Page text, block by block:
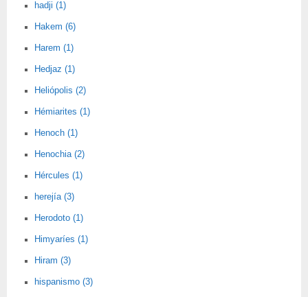
hadji (1)
Hakem (6)
Harem (1)
Hedjaz (1)
Heliópolis (2)
Hémiarites (1)
Henoch (1)
Henochia (2)
Hércules (1)
herejía (3)
Herodoto (1)
Himyaríes (1)
Hiram (3)
hispanismo (3)